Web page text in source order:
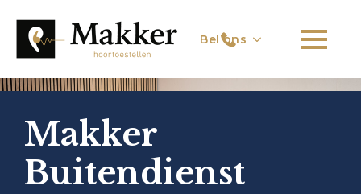
Bel ons
Makker
Buitendienst